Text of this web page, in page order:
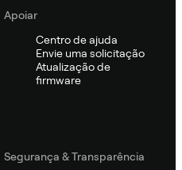
Apoiar
Centro de ajuda
Envie uma solicitação
Atualização de
firmware
Segurança & Transparência